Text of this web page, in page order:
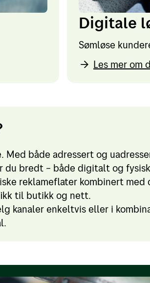
Digitale
Sømløse
Les mer om
både adressert og
du bredt – både digitalt og
reklameflater kombinert
til butikk og nett.
kanaler enkeltvis eller i